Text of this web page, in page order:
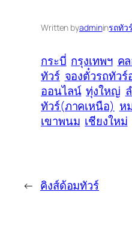
Written byadmininรถทัวร์
กระบี่ กรุงเทพฯ ค
ทัวร์ จองตั๋วรถทัว
ออนไลน์ ทุ่งใหญ่
ทัวร์(ภาคเหนือ) ห
เขาพนม เชียงใหม่
← คิงส์ด้อมทัวร์